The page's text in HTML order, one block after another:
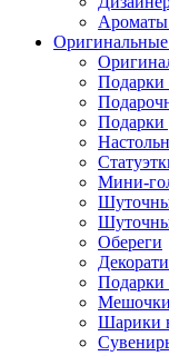
Ароматы
Подарки
Подарки
Мини-
Обереги
Подарки
Мешочки
Шарики